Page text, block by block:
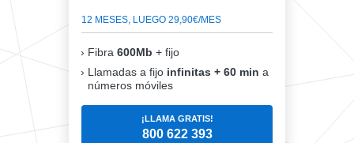
12 MESES, LUEGO 29,90€/MES
Fibra 600Mb + fijo
Llamadas a fijo infinitas + 60 min a
números móviles
¡LLAMA GRATIS!
800 622 393